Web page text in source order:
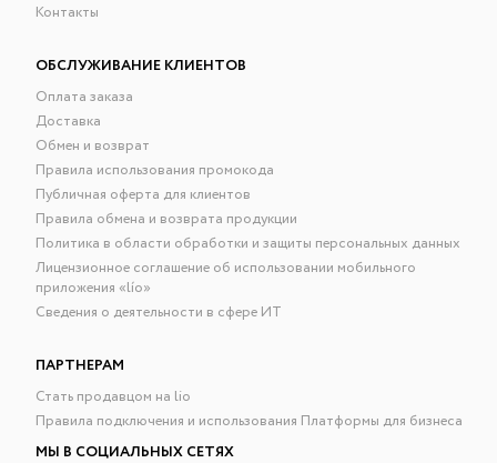
Контакты
ОБСЛУЖИВАНИЕ КЛИЕНТОВ
Оплата заказа
Доставка
Обмен и возврат
Правила использования промокода
Публичная оферта для клиентов
Правила обмена и возврата продукции
Политика в области обработки и защиты персональных данных
Лицензионное соглашение об использовании мобильного
приложения «lío»
Сведения о деятельности в сфере ИТ
ПАРТНЕРАМ
Стать продавцом на lio
Правила подключения и использования Платформы для бизнеса
МЫ В СОЦИАЛЬНЫХ СЕТЯХ